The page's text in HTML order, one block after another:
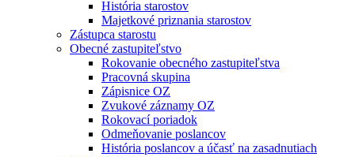
História starostov
Majetkové priznania starostov
Zástupca starostu
Obecné zastupiteľstvo
Rokovanie obecného zastupiteľstva
Pracovná skupina
Zápisnice OZ
Zvukové záznamy OZ
Rokovací poriadok
Odmeňovanie poslancov
História poslancov a účasť na zasadnutiach